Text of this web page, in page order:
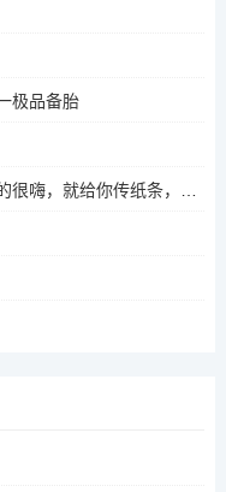
极品备胎